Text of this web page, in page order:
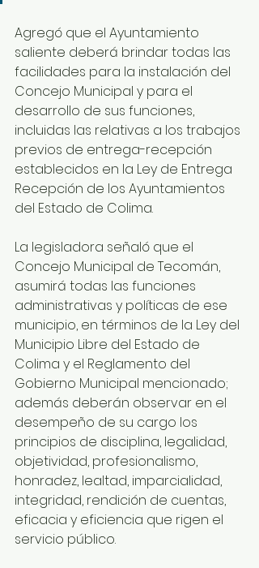
Agregó que el Ayuntamiento
saliente deberá brindar todas las
facilidades para la instalación del
Concejo Municipal y para el
desarrollo de sus funciones,
incluidas las relativas a los trabajos
previos de entrega-recepción
establecidos en la Ley de Entrega
Recepción de los Ayuntamientos
del Estado de Colima.
La legisladora señaló que el
Concejo Municipal de Tecomán,
asumirá todas las funciones
administrativas y políticas de ese
municipio, en términos de la Ley del
Municipio Libre del Estado de
Colima y el Reglamento del
Gobierno Municipal mencionado;
además deberán observar en el
desempeño de su cargo los
principios de disciplina, legalidad,
objetividad, profesionalismo,
honradez, lealtad, imparcialidad,
integridad, rendición de cuentas,
eficacia y eficiencia que rigen el
servicio público.